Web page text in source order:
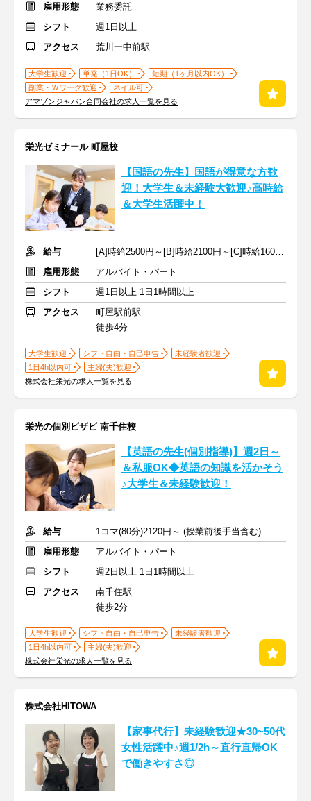
雇用形態
業務委託
シフト
週1日以上
アクセス
荒川一中前駅
大学生歓迎 単発（1日OK）
短期（1ヶ月以内OK）
副業・Ｗワーク歓迎
ネイル可
アマゾンジャパン合同会社の求人一覧を見る
栄光ゼミナール 町屋校
【国語の先生】国語が得意な方歓
迎！大学生＆未経験大歓迎♪高時給
＆大学生活躍中！
給与
[A]時給2500円～[B]時給2100円～[C]時給1600円～ ※生徒数による
雇用形態
アルバイト・パート
シフト
週1日以上 1日1時間以上
アクセス
町屋駅前駅
徒歩4分
大学生歓迎 シフト自由・自己申告
未経験者歓迎
1日4h以内可
主婦(夫)歓迎
株式会社栄光の求人一覧を見る
栄光の個別ビザビ 南千住校
【英語の先生(個別指導)】週2日～
＆私服OK◆英語の知識を活かそう
♪大学生＆未経験歓迎！
給与
1コマ(80分)2120円～ (授業前後手当含む)
雇用形態
アルバイト・パート
シフト
週2日以上 1日1時間以上
アクセス
南千住駅
徒歩2分
大学生歓迎 シフト自由・自己申告
未経験者歓迎
1日4h以内可
主婦(夫)歓迎
株式会社栄光の求人一覧を見る
株式会社HITOWA
【家事代行】未経験歓迎★30~50代
女性活躍中♪週1/2h～直行直帰OK
で働きやすさ◎